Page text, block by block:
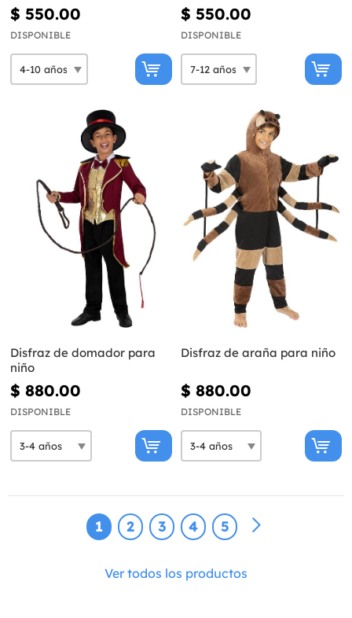
$ 550.00
DISPONIBLE
$ 550.00
DISPONIBLE
Disfraz de domador para
niño
$ 880.00
DISPONIBLE
Disfraz de araña para niño
$ 880.00
DISPONIBLE
1 2 3 4 5
Ver todos los productos